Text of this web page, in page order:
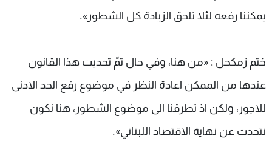
يمكننا رفعه لئلا تلحق الزيادة كل الشطور».
ختم زمكحل : «من هنا، وفي حال تمّ تحديث هذا القانون
عندها من الممكن اعادة النظر في موضوع رفع الحد الادنى
للاجور، ولكن اذ تطرقنا الى موضوع الشطور، هنا نكون
نتحدث عن نهاية الاقتصاد اللبناني».